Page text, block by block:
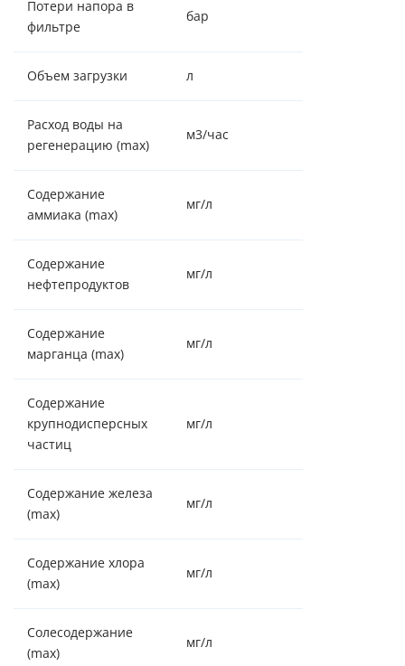
Потери напора в
фильтре
бар
Объем загрузки л
Расход воды на
регенерацию (max)
м3/час
Содержание
аммиака (max)
мг/л
Содержание
нефтепродуктов
мг/л
Содержание
марганца (max)
мг/л
Содержание
крупнодисперсных
частиц
мг/л
Содержание железа
(max)
мг/л
Содержание хлора
(max)
мг/л
Солесодержание
(max)
мг/л